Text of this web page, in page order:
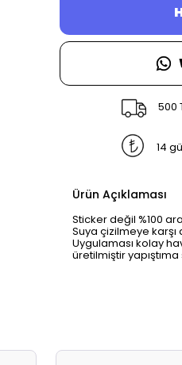
500
14
Ürün Açıklaması
Sticker değil %100
Suya çizilmeye karşı
Uygulaması kolay
üretilmiştir